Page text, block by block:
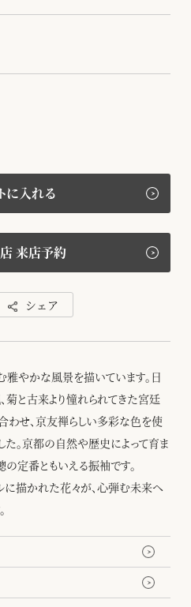
に入れる
来店予約
シェア
やかな風景を描いています。日
菊と古来より憧れられてきた宮廷
せ、京友禅らしい多彩な色を使
。京都の自然や歴史によって育ま
定番ともいえる振袖です。
描かれた花々が、心弾む未来へ